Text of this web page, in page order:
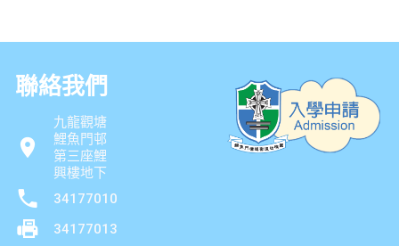
聯絡我們
九龍觀塘
鯉魚門邨
第三座鯉
興樓地下
34177010
34177013